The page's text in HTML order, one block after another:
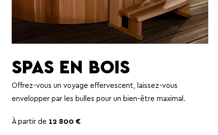
SPAS EN BOIS
Offrez-vous un voyage effervescent, laissez-vous
envelopper par les bulles pour un bien-être maximal.
À partir de 12 800 €